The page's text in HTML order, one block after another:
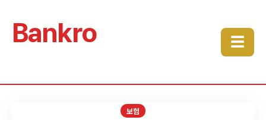
Bankro ☰
보험